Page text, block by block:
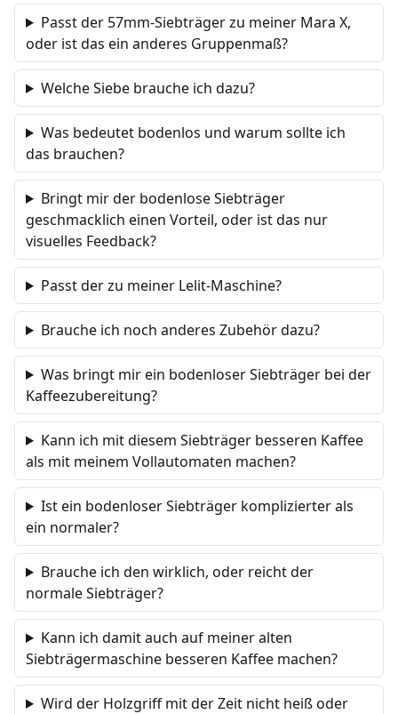
Passt der 57mm-Siebträger zu meiner Mara X,
oder ist das ein anderes Gruppenmaß?
Welche Siebe brauche ich dazu?
Was bedeutet bodenlos und warum sollte ich
das brauchen?
Bringt mir der bodenlose Siebträger
geschmacklich einen Vorteil, oder ist das nur
visuelles Feedback?
Passt der zu meiner Lelit-Maschine?
Brauche ich noch anderes Zubehör dazu?
Was bringt mir ein bodenloser Siebträger bei der
Kaffeezubereitung?
Kann ich mit diesem Siebträger besseren Kaffee
als mit meinem Vollautomaten machen?
Ist ein bodenloser Siebträger komplizierter als
ein normaler?
Brauche ich den wirklich, oder reicht der
normale Siebträger?
Kann ich damit auch auf meiner alten
Siebträgermaschine besseren Kaffee machen?
Wird der Holzgriff mit der Zeit nicht heiß oder